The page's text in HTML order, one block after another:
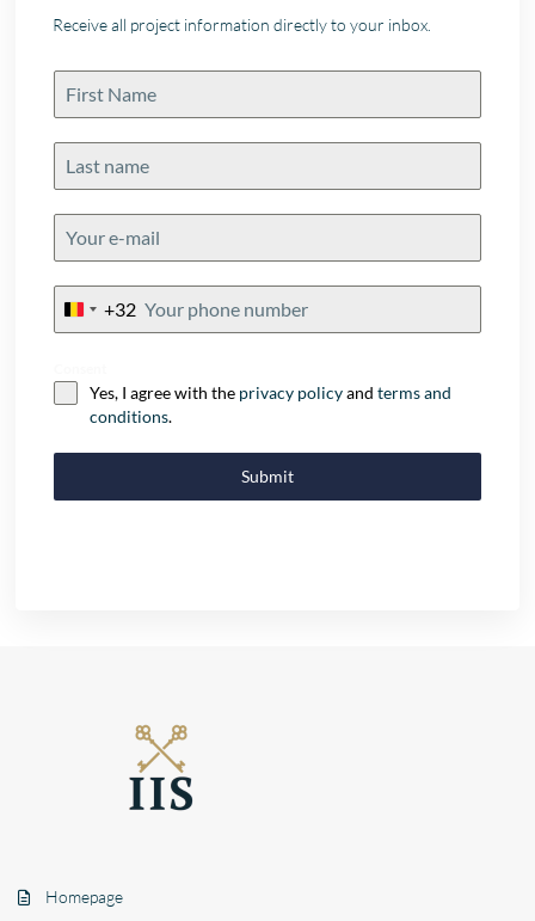
Receive all project information directly to your inbox.
Belgium
+32
+32
Yes, I agree with the privacy policyandterms and
conditions.
Submit
Homepage